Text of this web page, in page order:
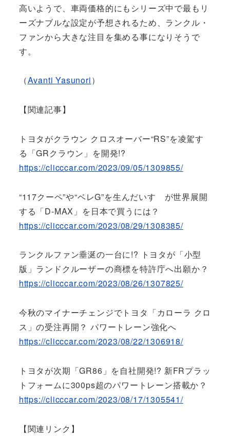
高いようで、車両価格的にもシリーズ中で最もリ
ーズナブルな設定が予想されるため、ランクル・
ファンから大きな注目を集める事になりそうで
す。
（Avanti Yasunori）
【関連記事】
トヨタがクラウン クロスオーバー“RS”を凌駕す
る「GRクラウン」を開発!?
https://clicccar.com/2023/09/05/1309855/
“117クーペ”や“ベレG”を生んだいすゞが世界展開
する「D-MAX」を日本で買うには？
https://clicccar.com/2023/08/29/1308385/
ランクルファン垂涎の一台に!? トヨタが「小型
版」ランドクルーザーの商標を特許庁へ出願か？
https://clicccar.com/2023/08/26/1307825/
今秋のマイナーチェンジでトヨタ「カローラ クロ
ス」の受注再開？ パワートレーン強化へ
https://clicccar.com/2023/08/22/1306918/
トヨタが次期「GR86」を自社開発!? 新FRプラッ
トフォームに300ps超のパワートレーン搭載か？
https://clicccar.com/2023/08/17/1305541/
【関連リンク】